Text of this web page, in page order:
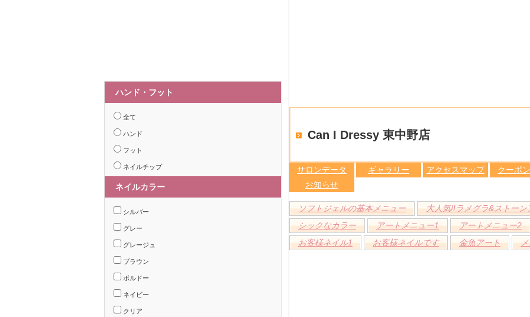
Can I Dressy 東中野店
サロンデータ ギャラリー アクセスマップ
クーポ
お知らせ
ソフトジェルの基本メニュー
大人気!!ラメグラ&ストーン
シックなカラー
アートメニュー1
アートメニュー2
お客様ネイル1
お客様ネイルです 金魚アート
ハンド・フット
全て
ハンド
フット
ネイルチップ
ネイルカラー
シルバー
グレー
グレージュ
ブラウン
ボルドー
ネイビー
クリア